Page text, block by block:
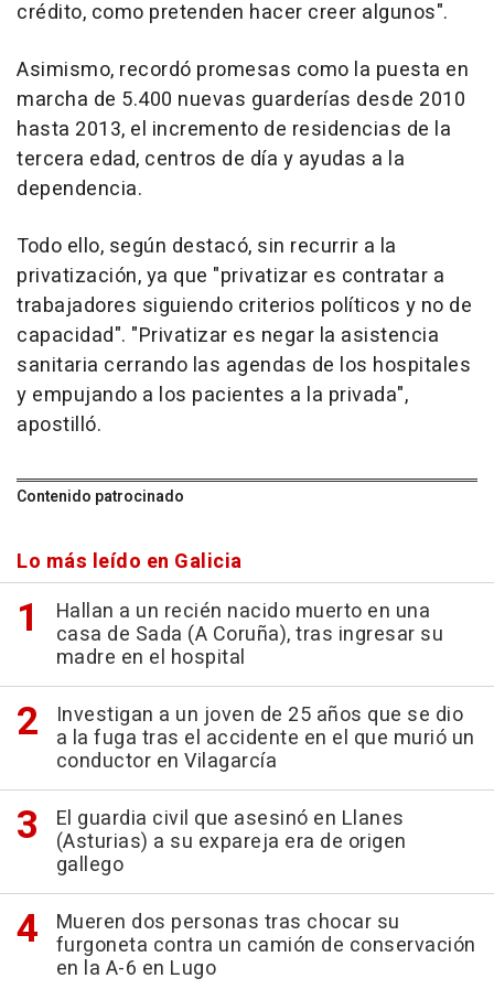
crédito, como pretenden hacer creer algunos".
Asimismo, recordó promesas como la puesta en
marcha de 5.400 nuevas guarderías desde 2010
hasta 2013, el incremento de residencias de la
tercera edad, centros de día y ayudas a la
dependencia.
Todo ello, según destacó, sin recurrir a la
privatización, ya que "privatizar es contratar a
trabajadores siguiendo criterios políticos y no de
capacidad". "Privatizar es negar la asistencia
sanitaria cerrando las agendas de los hospitales
y empujando a los pacientes a la privada",
apostilló.
Contenido patrocinado
Lo más leído en Galicia
Hallan a un recién nacido muerto en una
casa de Sada (A Coruña), tras ingresar su
madre en el hospital
Investigan a un joven de 25 años que se dio
a la fuga tras el accidente en el que murió un
conductor en Vilagarcía
El guardia civil que asesinó en Llanes
(Asturias) a su expareja era de origen
gallego
Mueren dos personas tras chocar su
furgoneta contra un camión de conservación
en la A-6 en Lugo